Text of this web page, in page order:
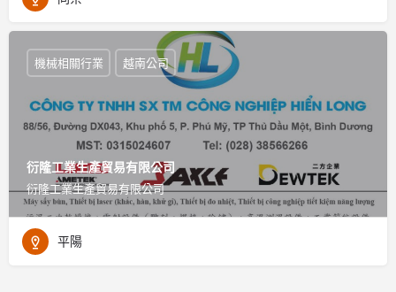
衍隆工業生產貿易有限公司
衍隆工業生產貿易有限公司
機械相關行業 越南公司
平陽